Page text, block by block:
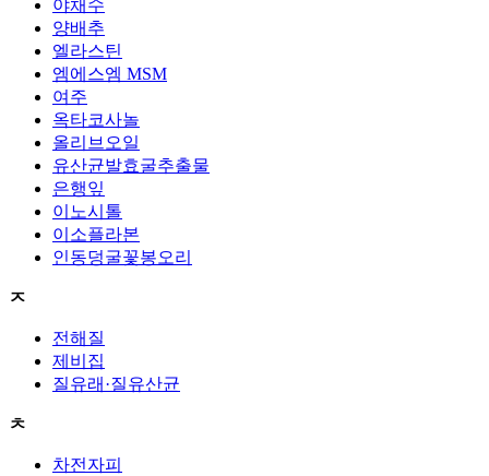
야채수
양배추
엘라스틴
엠에스엠 MSM
여주
옥타코사놀
올리브오일
유산균발효굴추출물
은행잎
이노시톨
이소플라본
인동덩굴꽃봉오리
ㅈ
전해질
제비집
질유래·질유산균
ㅊ
차전자피